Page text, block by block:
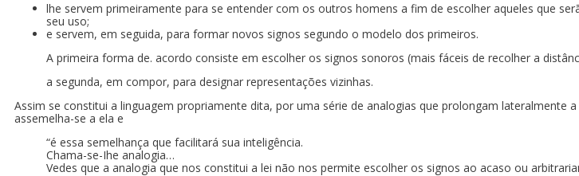
lhe servem primeiramente para se entender com os outros homens a fim de escolher aqueles que
seu uso;
e servem, em seguida, para formar novos signos segundo o modelo dos primeiros.
A primeira forma de. acordo consiste em escolher os signos sonoros (mais fáceis de recolher a
a segunda, em compor, para designar representações vizinhas.
Assim se constitui a linguagem propriamente dita, por uma série de analogias que prolongam lateralmente
assemelha-se a ela e
“é essa semelhança que facilitará sua inteligência.
Chama-se-Ihe analogia…
Vedes que a analogia que nos constitui a lei não nos permite escolher os signos ao acaso ou